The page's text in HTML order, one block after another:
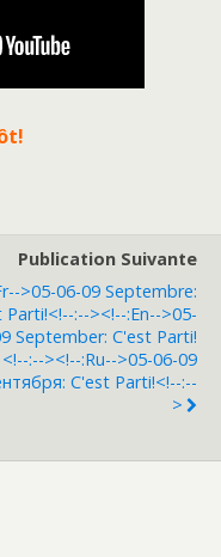
Publication Suivante
>05-06-09 Septembre:
Parti!<!--:--><!--:en-->05-
September: C'est Parti!
<!--:--><!--:ru-->05-06-09
C'est Parti!<!--:--
>